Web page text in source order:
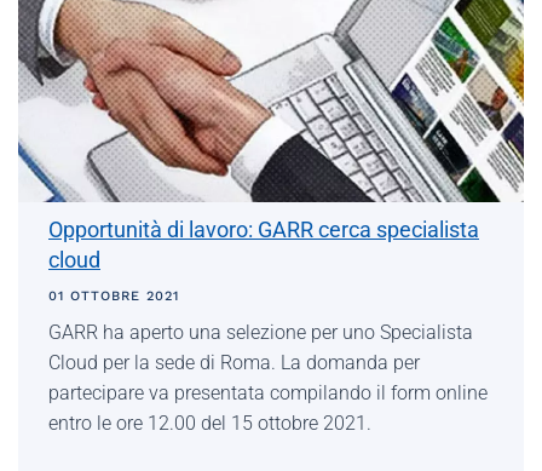
Opportunità di lavoro: GARR cerca specialista
cloud
01 OTTOBRE 2021
GARR ha aperto una selezione per uno Specialista
Cloud per la sede di Roma. La domanda per
partecipare va presentata compilando il form online
entro le ore 12.00 del 15 ottobre 2021.